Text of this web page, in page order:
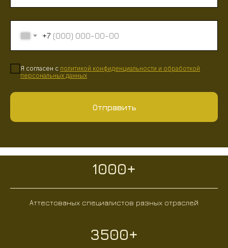
+7
Я согласен с политикой конфиденциальности и обработкой
персональных данных
Отправить
1000+
Аттестованых специалистов разных отраслей
3500+